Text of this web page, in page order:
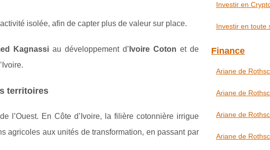
isolée, afin de capter plus de valeur sur place.
Kagnassi au développement d’ Ivoire Coton et de
territoires
l’Ouest. En Côte d’Ivoire, la filière cotonnière irrigue
agricoles aux unités de transformation, en passant par
Investir en
Investir en toute
Finance
Ariane de
Ariane de
Ariane de
Ariane de